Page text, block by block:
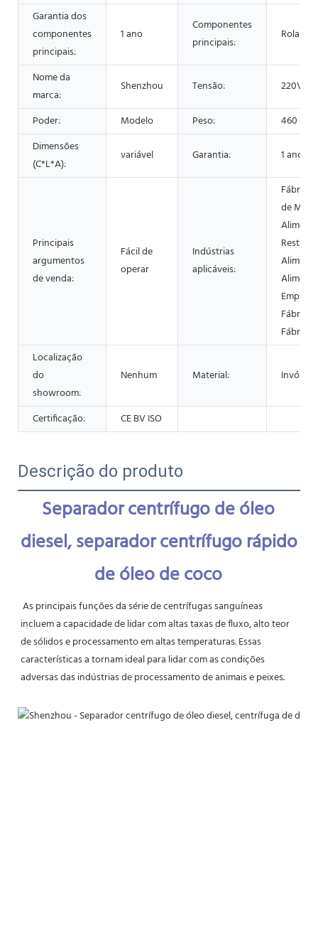
Garantia dos
componentes
principais:
1 ano
Componentes
principais:
Nome da
marca:
Shenzhou Tensão: 220V/
Poder: Modelo Peso:
460
Dimensões
(C*L*A):
variável Garantia: 1 ano
Principais
argumentos
de venda:
Fácil de
operar
Indústrias
aplicáveis:
de
Fábrica
Fábrica
Localização
do
showroom:
Nenhum Material:
Certificação: CE BV ISO
Descrição do produto
Separador centrífugo de óleo
diesel, separador centrífugo rápido
de óleo de coco
As principais funções da série de centrífugas sanguíneas
incluem a capacidade de lidar com altas taxas de fluxo, alto teor
de sólidos e processamento em altas temperaturas. Essas
características a tornam ideal para lidar com as condições
adversas das indústrias de processamento de animais e peixes.